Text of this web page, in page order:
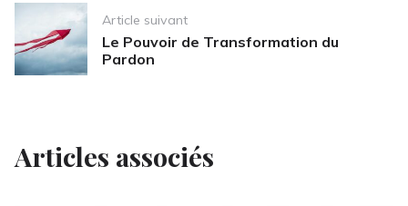
Article suivant
Le Pouvoir de Transformation du
Pardon
Articles associés